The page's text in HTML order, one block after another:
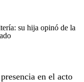
su hija opinó de la
en el acto